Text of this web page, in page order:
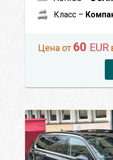
Класс –
Цена от 60 EUR